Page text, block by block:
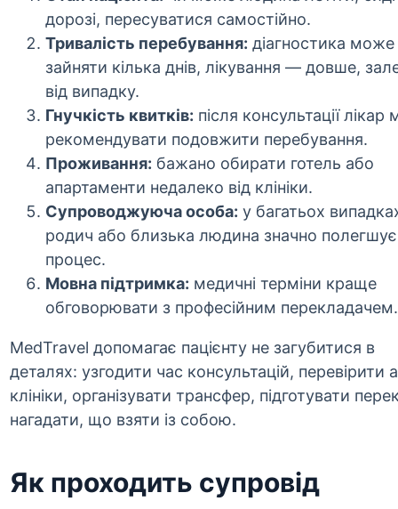
дорозі, пересуватися самостійно.
Тривалість перебування: діагностика може
зайняти кілька днів, лікування — довше,
від випадку.
Гнучкість квитків: після консультації
рекомендувати подовжити перебування.
Проживання: бажано обирати готель або
апартаменти недалеко від клініки.
Супроводжуюча особа: у багатьох
родич або близька людина значно полегшує
процес.
Мовна підтримка: медичні терміни краще
обговорювати з професійним перекладачем.
MedTravel допомагає пацієнту не загубитися в
деталях: узгодити час консультацій, перевірити
клініки, організувати трансфер, підготувати
нагадати, що взяти із собою.
Як проходить супровід